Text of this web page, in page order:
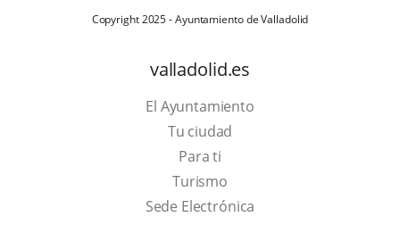
Copyright 2025 - Ayuntamiento de Valladolid
valladolid.es
El Ayuntamiento
Tu ciudad
Para ti
TurismoThis
link
Sede Electrónica